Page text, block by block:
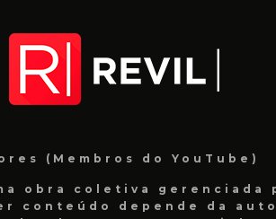
(Membros do YouTube)
obra coletiva
conteúdo depende da